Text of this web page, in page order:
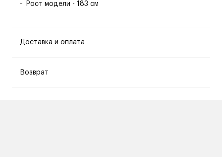
Рост модели - 183 см
Доставка и оплата
Возврат